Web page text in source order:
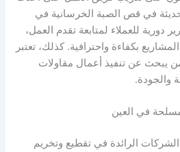
في قص الصبة الخرسانية في
دورية للعملاء لمتابعة تقدم العمل،
بكفاءة واحترافية. كذلك، تعتبر
يبحث عن تنفيذ أعمال مقاولات
والجودة.
في العين
الرائدة في تقطيع وتخريم